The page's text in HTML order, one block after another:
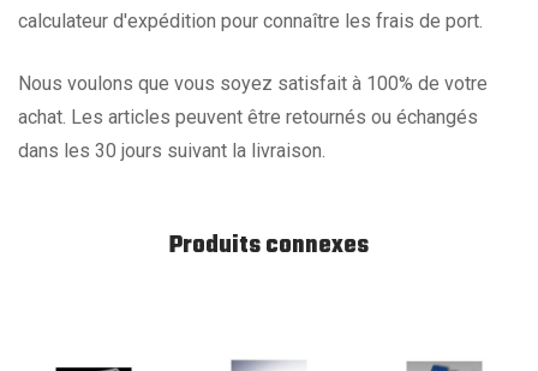
calculateur d'expédition pour connaître les frais de port.
Nous voulons que vous soyez satisfait à 100% de votre
achat. Les articles peuvent être retournés ou échangés
dans les 30 jours suivant la livraison.
Produits connexes